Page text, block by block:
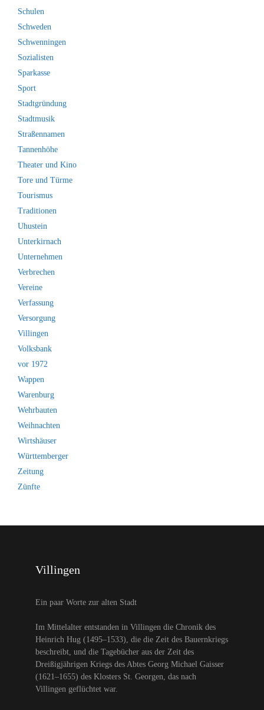
Schulen
Schweden
Schwenningen
Sozialisten
Sparkasse
Sport
Stadtgründung
Stadtmusik
Straßennamen
Tannenhöhe
Theater und Kino
Tore und Türme
Tourismus
Traditionen
Uhustein
Unterkirnach
Unternehmen
Verbrechen
Vereine
Verfassung
Versorgung
Villingen
Volksbank
vor 1972
Wappen
Warenburg
Wehrbauten
Weihnachten
Wirtshäuser
Württemberger
Zeitung
Zünfte
Villingen
Ein paar Worte zur alten Stadt
Im Mittelalter entstanden in Villingen die Chronik des
Heinrich Hug (1495–1533), die die Zeit des Bauernkriegs
beschreibt, und die Tagebücher aus der Zeit des
Dreißigjährigen Kriegs des Abtes Georg Michael Gaisser
(1621–1655) des Klosters St. Georgen, das nach
Villingen geflüchtet war.